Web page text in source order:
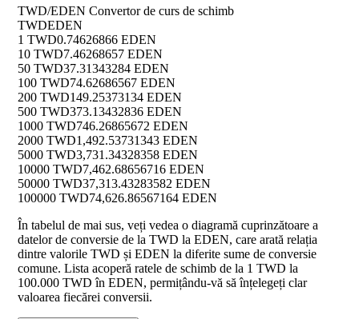
TWD/EDEN Convertor de curs de schimb
TWDEDEN
1 TWD0.74626866 EDEN
10 TWD7.46268657 EDEN
50 TWD37.31343284 EDEN
100 TWD74.62686567 EDEN
200 TWD149.25373134 EDEN
500 TWD373.13432836 EDEN
1000 TWD746.26865672 EDEN
2000 TWD1,492.53731343 EDEN
5000 TWD3,731.34328358 EDEN
10000 TWD7,462.68656716 EDEN
50000 TWD37,313.43283582 EDEN
100000 TWD74,626.86567164 EDEN
În tabelul de mai sus, veți vedea o diagramă cuprinzătoare a
datelor de conversie de la TWD la EDEN, care arată relația
dintre valorile TWD și EDEN la diferite sume de conversie
comune. Lista acoperă ratele de schimb de la 1 TWD la
100.000 TWD în EDEN, permițându-vă să înțelegeți clar
valoarea fiecărei conversii.